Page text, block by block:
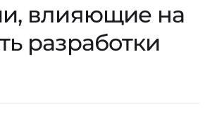
влияющие на
разработки